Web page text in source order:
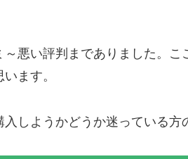
悪い評判までありました。
ます。
入しようかどうか迷っている方